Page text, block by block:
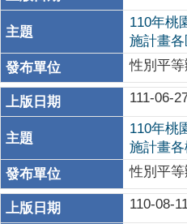
110年桃
施計畫
性別平
111-06-
110年桃
施計畫
性別平
110-08-